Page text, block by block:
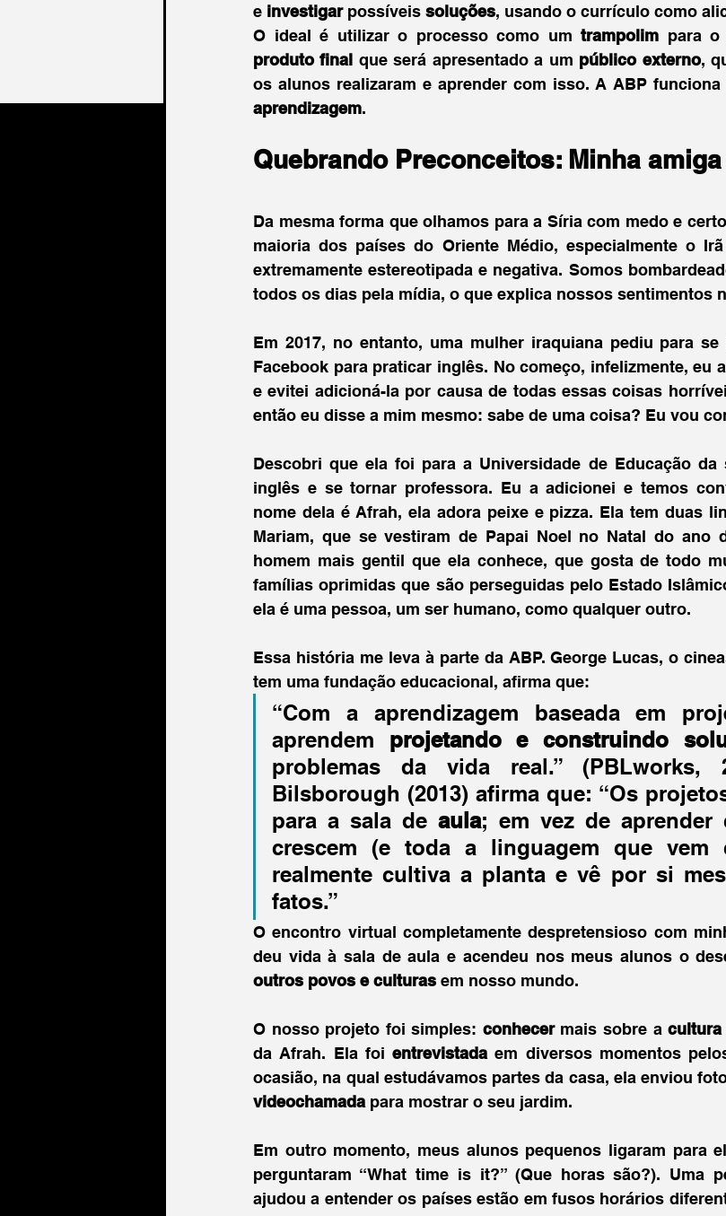
e investigar possíveis soluções, usando o currículo como
O ideal é utilizar o processo como um trampolim para o
produto final que será apresentado a um público externo,
os alunos realizaram e aprender com isso. A ABP
aprendizagem.
Quebrando Preconceitos: Minha
Da mesma forma que olhamos para a Síria com medo e
maioria dos países do Oriente Médio, especialmente o
extremamente estereotipada e negativa. Somos
todos os dias pela mídia, o que explica nossos sentimentos
Em 2017, no entanto, uma mulher iraquiana pediu para
Facebook para praticar inglês. No começo, infelizmente, eu
e evitei adicioná-la por causa de todas essas coisas
então eu disse a mim mesmo: sabe de uma coisa? Eu vou
Descobri que ela foi para a Universidade de Educação da
inglês e se tornar professora. Eu a adicionei e temos
nome dela é Afrah, ela adora peixe e pizza. Ela tem duas
Mariam, que se vestiram de Papai Noel no Natal do ano
homem mais gentil que ela conhece, que gosta de todo
famílias oprimidas que são perseguidas pelo Estado
ela é uma pessoa, um ser humano, como qualquer outro.
Essa história me leva à parte da ABP. George Lucas, o
tem uma fundação educacional, afirma que:
“Com a aprendizagem baseada em
aprendem projetando e construindo
problemas da vida real.” (PBLworks,
Bilsborough (2013) afirma que: “Os
para a sala de aula; em vez de aprender
crescem (e toda a linguagem que vem
realmente cultiva a planta e vê por si
fatos.”
O encontro virtual completamente despretensioso com
outros povos e culturas em nosso mundo.
O nosso projeto foi simples: conhecer mais sobre a cultura
da Afrah. Ela foi entrevistada em diversos momentos
videochamada para mostrar o seu jardim.
Em outro momento, meus alunos pequenos ligaram para
perguntaram “What time is it?” (Que horas são?). Uma
ajudou a entender os países estão em fusos horários